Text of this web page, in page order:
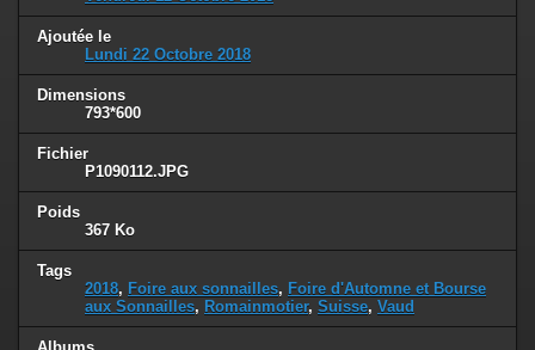
Ajoutée le
Lundi 22 Octobre 2018
Dimensions
793*600
Fichier
P1090112.JPG
Poids
367 Ko
Tags
2018, Foire aux sonnailles, Foire d'Automne et Bourse
aux Sonnailles, Romainmotier, Suisse, Vaud